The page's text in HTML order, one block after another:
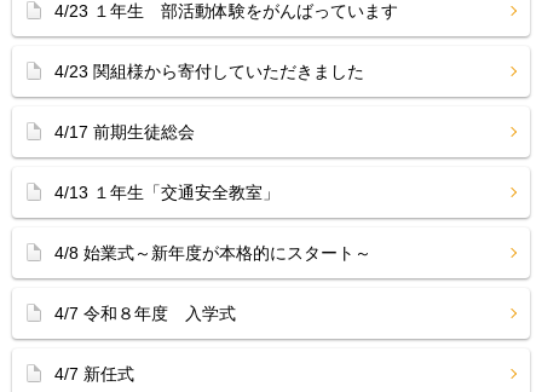
4/23 １年生 部活動体験をがんばっています
4/23 関組様から寄付していただきました
4/17 前期生徒総会
4/13 １年生「交通安全教室」
4/8 始業式～新年度が本格的にスタート～
4/7 令和８年度 入学式
4/7 新任式